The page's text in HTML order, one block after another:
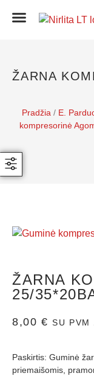
ŽARNA
Pradžia / E.
kompresorinė
ŽARNA
25/
8,00 € SU PVM
Paskirtis: Guminė
priemaišomis,